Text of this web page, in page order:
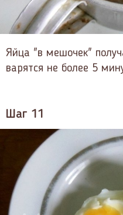
Яйца "в мешочек"
варятся не более 5
Шаг 11